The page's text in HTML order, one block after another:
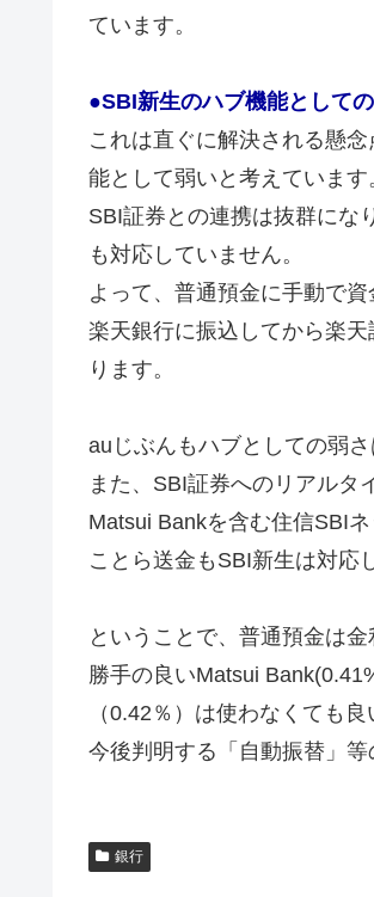
ています。
●SBI新生のハブ機能として
これは直ぐに解決される懸
能として弱いと考えています
SBI証券との連携は抜群にな
も対応していません。
よって、普通預金に手動で
楽天銀行に振込してから楽
ります。
auじぶんもハブとしての弱
また、SBI証券へのリアルタ
Matsui Bankを含む住信SBI
ことら送金もSBI新生は対応
ということで、普通預金は
勝手の良いMatsui
（0.42％）は使わなくても
今後判明する「自動振替」
銀行